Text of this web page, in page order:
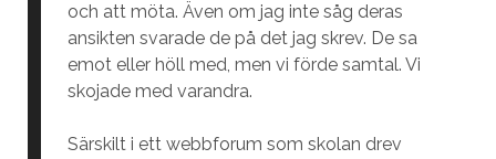
och att möta. Även om jag inte såg deras
ansikten svarade de på det jag skrev. De sa
emot eller höll med, men vi förde samtal. Vi
skojade med varandra.
Särskilt i ett webbforum som skolan drev